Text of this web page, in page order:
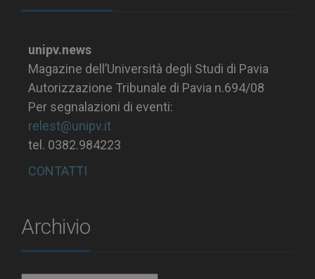
unipv.news
Magazine dell’Università degli Studi di Pavia
Autorizzazione Tribunale di Pavia n.694/08
Per segnalazioni di eventi:
relest@unipv.it
tel. 0382.984223
CONTATTI
Archivio